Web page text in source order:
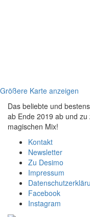
Größere Karte anzeigen
Das beliebte und
ab Ende 2019 ab und
magischen Mix!
Kontakt
Newsletter
Zu Desimo
Impressum
Facebook
Instagram